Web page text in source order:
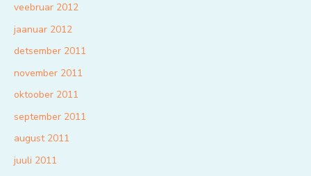
veebruar 2012
jaanuar 2012
detsember 2011
november 2011
oktoober 2011
september 2011
august 2011
juuli 2011